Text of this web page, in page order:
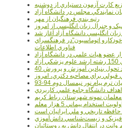
کارت آزمون دستياري از دوشنبه
نمايندگي مجلس در دانشگاه آزاد
رتبه بندي فرهنگيان از مهر
و جنرال زبان انگليسي از امروز
انگليسي دانشگاه آزاد آغاز شد
اتوماسيون"در فرهنگسراي
فناوري اطلاعات
تحول بنيادين آموزش و پرورش
قبولي براي مصاحبه دکتري، امروز
پیام نور نیمسال دوم 94-93
اهداف دانشگاه جامع علمي کاربردي
معلمان نمونه شهرستان رباط کريم
استخدام پيماني 5 هزار معلم
تاريخي و ملي ايرانيان است
فيزيک و زيست‌شناسي دانش‌آموزي
در انتقال دانش به روستائيان